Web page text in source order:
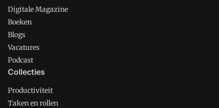
Digitale Magazine
Boeken
Blogs
Vacatures
Podcast
Collecties
Productiviteit
Taken en rollen